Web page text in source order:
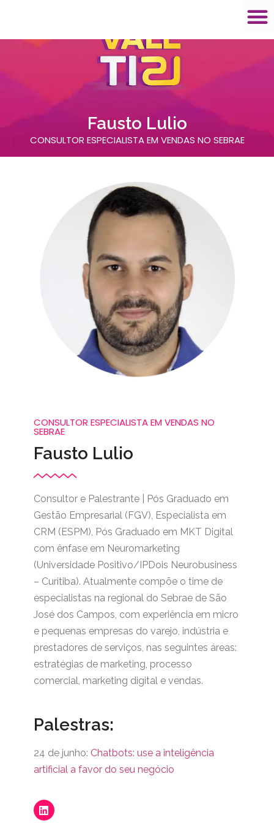
Fausto Lulio
CONSULTOR ESPECIALISTA EM VENDAS NO SEBRAE
CONSULTOR ESPECIALISTA EM VENDAS NO
SEBRAE
Fausto Lulio
Consultor e Palestrante | Pós Graduado em
Gestão Empresarial (FGV), Especialista em
CRM (ESPM), Pós Graduado em MKT Digital
com ênfase em Neuromarketing
(Universidade Positivo/IPDois Neurobusiness
– Curitiba). Atualmente compõe o time de
especialistas na regional do Sebrae de São
José dos Campos, com experiência em micro
e pequenas empresas do varejo, indústria e
prestadores de serviços, nas seguintes áreas:
estratégias de marketing, processo
comercial, marketing digital e vendas.
Palestras:
24 de junho: Chatbots: use a inteligência
artificial a favor do seu negócio